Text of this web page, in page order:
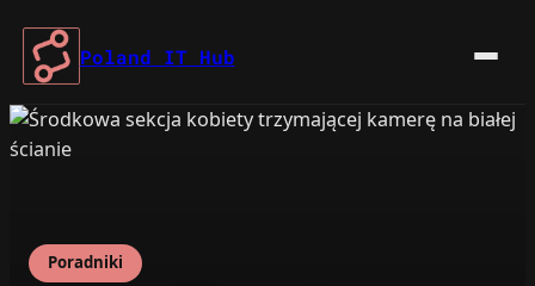
Przejdź
treści
Poland IT Hub
Poradniki